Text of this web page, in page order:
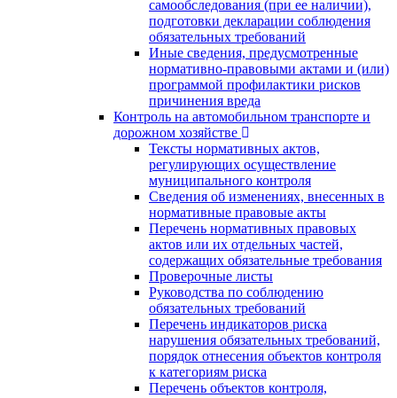
самообследования (при ее наличии),
подготовки декларации соблюдения
обязательных требований
Иные сведения, предусмотренные
нормативно-правовыми актами и (или)
программой профилактики рисков
причинения вреда
Контроль на автомобильном транспорте и
дорожном хозяйстве
Тексты нормативных актов,
регулирующих осуществление
муниципального контроля
Сведения об изменениях, внесенных в
нормативные правовые акты
Перечень нормативных правовых
актов или их отдельных частей,
содержащих обязательные требования
Проверочные листы
Руководства по соблюдению
обязательных требований
Перечень индикаторов риска
нарушения обязательных требований,
порядок отнесения объектов контроля
к категориям риска
Перечень объектов контроля,